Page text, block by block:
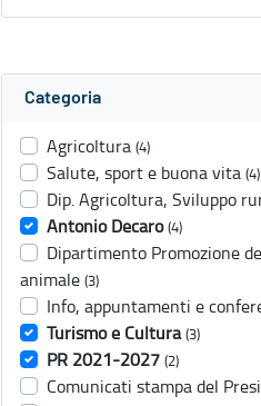
Categoria
Agricoltura (4)
Salute, sport e buona vita (4)
Dip. Agricoltura, Sviluppo
Antonio Decaro (4)
Dipartimento Promozione
animale (3)
Info, appuntamenti e
Turismo e Cultura (3)
PR 2021-2027 (2)
Comunicati stampa del